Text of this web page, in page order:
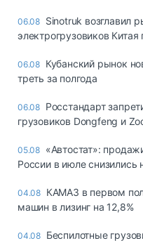
06.08 Sinotruk возглавил
электрогрузовиков Китая
06.08 Кубанский рынок
треть за полгода
06.08 Росстандарт
грузовиков Dongfeng и
05.08 «Автостат»:
России в июле снизились
04.08 КАМАЗ в первом
машин в лизинг на 12,8%
04.08 Беспилотные